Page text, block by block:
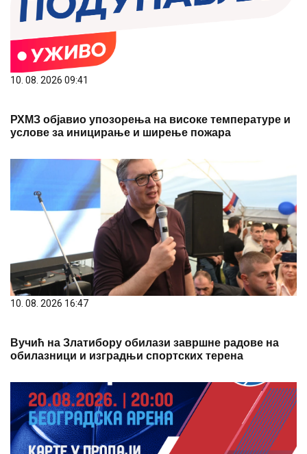
10. 08. 2026 09:41
РХМЗ објавио упозорења на високе температуре и
услове за иницирање и ширење пожара
10. 08. 2026 16:47
Вучић на Златибору обилази завршне радове на
обилазници и изградњи спортских терена